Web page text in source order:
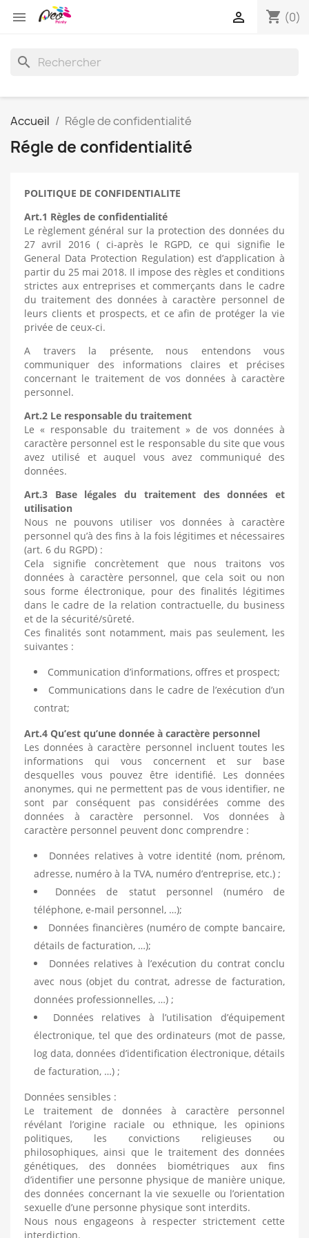
 shopping_cart (0)

search
Accueil Régle de confidentialité
Régle de confidentialité
POLITIQUE DE CONFIDENTIALITE
Art.1 Règles de confidentialité
Le règlement général sur la protection des données du
27 avril 2016 ( ci-après le RGPD, ce qui signifie le
General Data Protection Regulation) est d’application à
partir du 25 mai 2018. Il impose des règles et conditions
strictes aux entreprises et commerçants dans le cadre
du traitement des données à caractère personnel de
leurs clients et prospects, et ce afin de protéger la vie
privée de ceux-ci.
A travers la présente, nous entendons vous
communiquer des informations claires et précises
concernant le traitement de vos données à caractère
personnel.
Art.2 Le responsable du traitement
Le « responsable du traitement » de vos données à
caractère personnel est le responsable du site que vous
avez utilisé et auquel vous avez communiqué des
données.
Art.3 Base légales du traitement des données et
utilisation
Nous ne pouvons utiliser vos données à caractère
personnel qu’à des fins à la fois légitimes et nécessaires
(art. 6 du RGPD) :
Cela signifie concrètement que nous traitons vos
données à caractère personnel, que cela soit ou non
sous forme électronique, pour des finalités légitimes
dans le cadre de la relation contractuelle, du business
et de la sécurité/sûreté.
Ces finalités sont notamment, mais pas seulement, les
suivantes :
Communication d’informations, offres et prospect;
Communications dans le cadre de l’exécution d’un
contrat;
Art.4 Qu’est qu’une donnée à caractère personnel
Les données à caractère personnel incluent toutes les
informations qui vous concernent et sur base
desquelles vous pouvez être identifié. Les données
anonymes, qui ne permettent pas de vous identifier, ne
sont par conséquent pas considérées comme des
données à caractère personnel. Vos données à
caractère personnel peuvent donc comprendre :
Données relatives à votre identité (nom, prénom,
adresse, numéro à la TVA, numéro d’entreprise, etc.) ;
Données de statut personnel (numéro de
téléphone, e-mail personnel, …);
Données financières (numéro de compte bancaire,
détails de facturation, …);
Données relatives à l’exécution du contrat conclu
avec nous (objet du contrat, adresse de facturation,
données professionnelles, …) ;
Données relatives à l’utilisation d’équipement
électronique, tel que des ordinateurs (mot de passe,
log data, données d’identification électronique, détails
de facturation, …) ;
Données sensibles :
Le traitement de données à caractère personnel
révélant l’origine raciale ou ethnique, les opinions
politiques, les convictions religieuses ou
philosophiques, ainsi que le traitement des données
génétiques, des données biométriques aux fins
d’identifier une personne physique de manière unique,
des données concernant la vie sexuelle ou l’orientation
sexuelle d’une personne physique sont interdits.
Nous nous engageons à respecter strictement cette
interdiction.